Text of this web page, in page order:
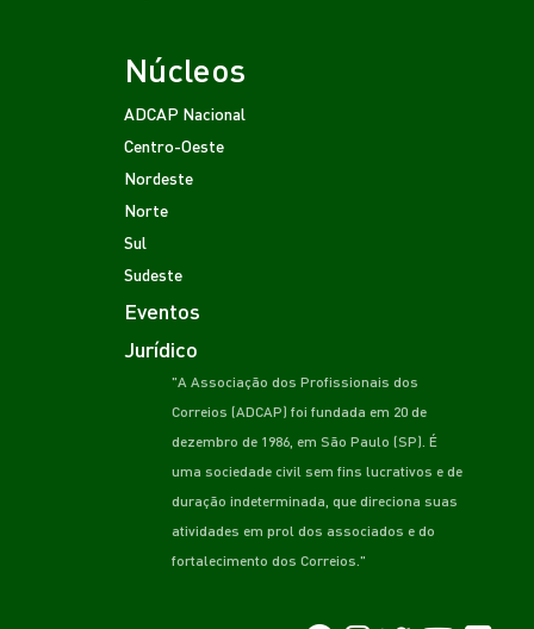
Núcleos
ADCAP Nacional
Centro-Oeste
Nordeste
Norte
Sul
Sudeste
Eventos
Jurídico
"A Associação dos Profissionais dos
Correios (ADCAP) foi fundada em 20 de
dezembro de 1986, em São Paulo (SP). É
uma sociedade civil sem fins lucrativos e de
duração indeterminada, que direciona suas
atividades em prol dos associados e do
fortalecimento dos Correios."